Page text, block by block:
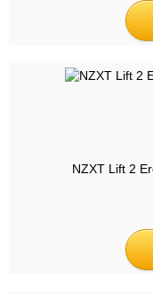
NZXT Lift 2